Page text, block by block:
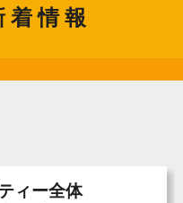
着情報
ィー全体